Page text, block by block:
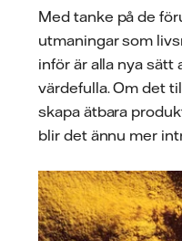
Med tanke på de
utmaningar som
inför är alla nya
värdefulla. Om det
skapa ätbara
blir det ännu mer